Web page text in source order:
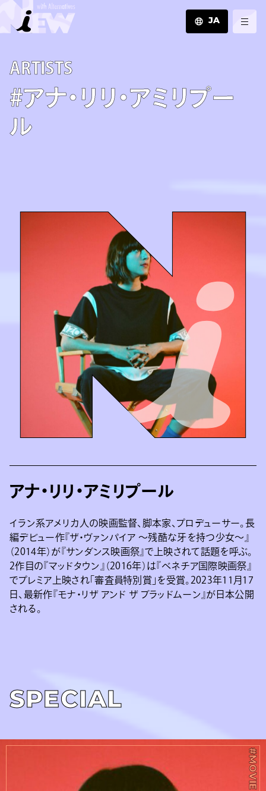
JA
A­R­T­I­S­T­S
#アナ・リリ・アミリプー
ル
アナ・リリ・アミリプール
イラン系アメリカ人の映画監督、脚本家、プロデューサー。長
編デビュー作『ザ・ヴァンパイア 〜残酷な牙を持つ少女〜』
（2014年）が『サンダンス映画祭』で上映されて話題を呼ぶ。
2作目の『マッドタウン』（2016年）は『ベネチア国際映画祭』
でプレミア上映され「審査員特別賞」を受賞。2023年11月17
日、最新作『モナ・リザ アンド ザ ブラッドムーン』が日本公開
される。
SPECIAL
#MOVIE